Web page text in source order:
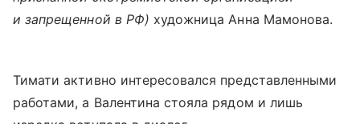
и запрещенной в РФ) художница Анна Мамонова.
Тимати активно интересовался представленными
работами, а Валентина стояла рядом и лишь